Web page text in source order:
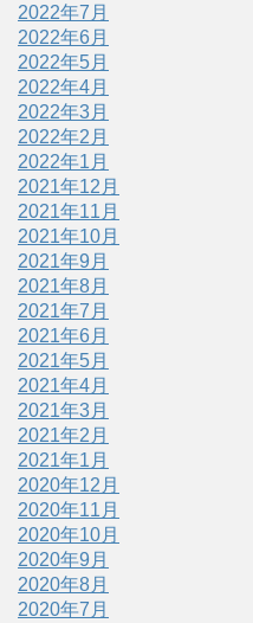
2022年7月
2022年6月
2022年5月
2022年4月
2022年3月
2022年2月
2022年1月
2021年12月
2021年11月
2021年10月
2021年9月
2021年8月
2021年7月
2021年6月
2021年5月
2021年4月
2021年3月
2021年2月
2021年1月
2020年12月
2020年11月
2020年10月
2020年9月
2020年8月
2020年7月